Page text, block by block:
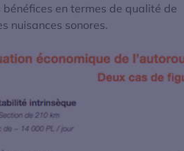
en termes de qualité de
nuisances sonores.